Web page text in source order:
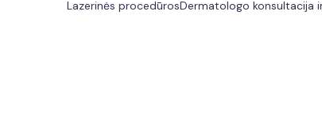
Lazerinės procedūrosDermatologo konsultacija